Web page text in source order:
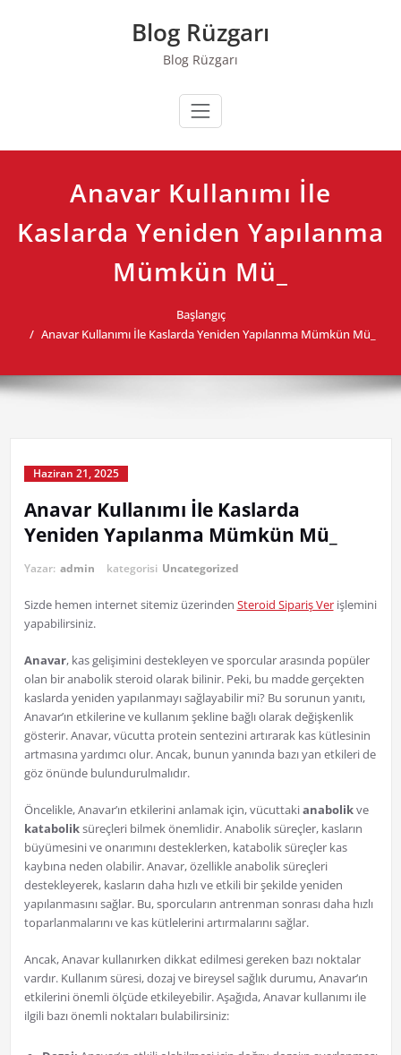
Blog Rüzgarı
Blog Rüzgarı
Anavar Kullanımı İle
Kaslarda Yeniden Yapılanma
Mümkün Mü_
Başlangıç
Anavar Kullanımı İle Kaslarda Yeniden Yapılanma Mümkün Mü_
Haziran 21, 2025
Anavar Kullanımı İle Kaslarda
Yeniden Yapılanma Mümkün Mü_
Yazar: admin kategorisi Uncategorized
Sizde hemen internet sitemiz üzerinden Steroid Sipariş Verişlemini
yapabilirsiniz.
Anavar, kas gelişimini destekleyen ve sporcular arasında popüler
olan bir anabolik steroid olarak bilinir. Peki, bu madde gerçekten
kaslarda yeniden yapılanmayı sağlayabilir mi? Bu sorunun yanıtı,
Anavar’ın etkilerine ve kullanım şekline bağlı olarak değişkenlik
gösterir. Anavar, vücutta protein sentezini artırarak kas kütlesinin
artmasına yardımcı olur. Ancak, bunun yanında bazı yan etkileri de
göz önünde bulundurulmalıdır.
Öncelikle, Anavar’ın etkilerini anlamak için, vücuttakianabolikve
kataboliksüreçleri bilmek önemlidir. Anabolik süreçler, kasların
büyümesini ve onarımını desteklerken, katabolik süreçler kas
kaybına neden olabilir. Anavar, özellikle anabolik süreçleri
destekleyerek, kasların daha hızlı ve etkili bir şekilde yeniden
yapılanmasını sağlar. Bu, sporcuların antrenman sonrası daha hızlı
toparlanmalarını ve kas kütlelerini artırmalarını sağlar.
Ancak, Anavar kullanırken dikkat edilmesi gereken bazı noktalar
vardır. Kullanım süresi, dozaj ve bireysel sağlık durumu, Anavar’ın
etkilerini önemli ölçüde etkileyebilir. Aşağıda, Anavar kullanımı ile
ilgili bazı önemli noktaları bulabilirsiniz: